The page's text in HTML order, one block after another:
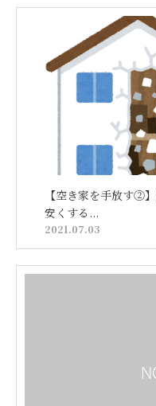
【空き家を手放す②
安くする...
2021.07.03